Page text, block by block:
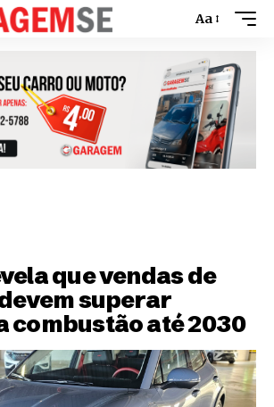
Aa
que vendas de
superar
combustão até 2030